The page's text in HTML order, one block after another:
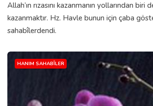
Allah’ın rızasını kazanmanın yollarından biri
kazanmaktır. Hz. Havle bunun için çaba
sahabîlerdendi.
HANIM SAHABÎLER